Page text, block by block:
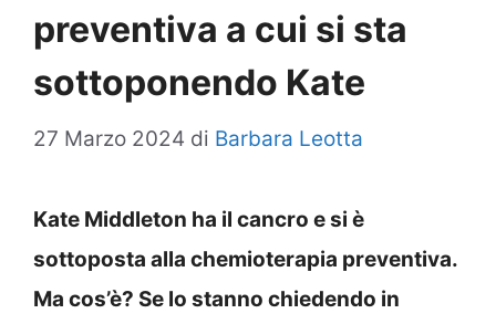
preventiva a cui si sta
sottoponendo Kate
27 Marzo 2024 di Barbara Leotta
Kate Middleton ha il cancro e si è
sottoposta alla chemioterapia preventiva.
Ma cos’è? Se lo stanno chiedendo in